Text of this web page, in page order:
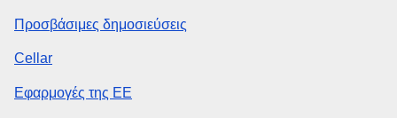
Προσβάσιμες δημοσιεύσεις
Cellar
Εφαρμογές της ΕΕ